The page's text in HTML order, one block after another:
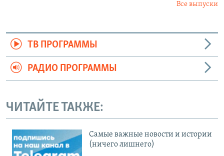
Все выпуски
ТВ ПРОГРАММЫ
РАДИО ПРОГРАММЫ
ЧИТАЙТЕ ТАКЖЕ:
Cамые важные новости и истории
(ничего лишнего)